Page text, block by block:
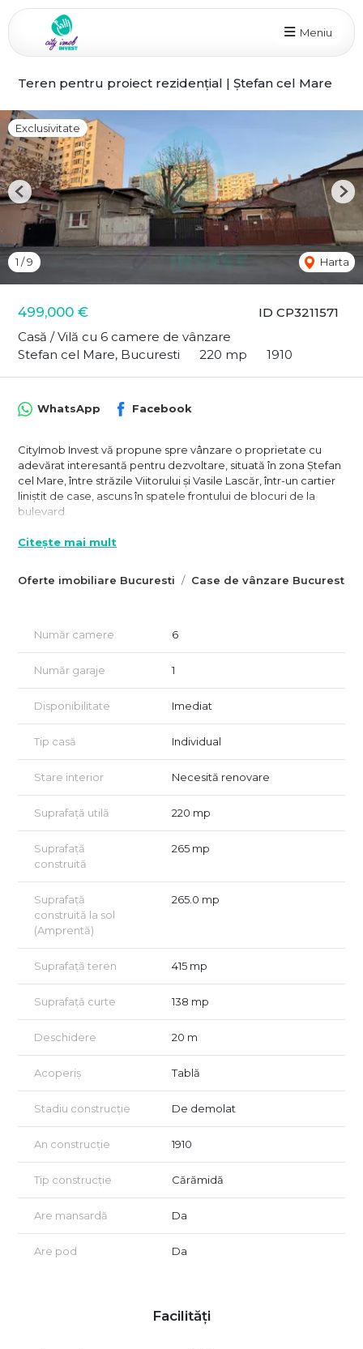
Meniu
Teren pentru proiect rezidențial | Ștefan cel Mare
ID CP3211571
499,000 €
Casă / Vilă cu 6 camere de vânzare
Stefan cel Mare, Bucuresti
220 mp 1910
Exclusivitate
1 /9 Harta
Previous
Oferte imobiliare Bucuresti Case de vânzare Bucuresti
WhatsApp Facebook
CityImob Invest vă propune spre vânzare o proprietate cu
adevărat interesantă pentru dezvoltare, situată în zona Ștefan
cel Mare, între străzile Viitorului și Vasile Lascăr, într-un cartier
liniștit de case, ascuns în spatele frontului de blocuri de la
bulevard.
Proprietatea este formată din două loturi alăturate, având
important pentru viitoare dezvoltări.
caracter demolabil, iar proprietatea este racordată la toate
permis P+2.
Indicatorii urbanistici permit:
CUT 1,30 pentru construcții P+2E
CUT 1,60 pentru P+2E+M / etaj 3 retras
Configurația terenului și poziționarea într-o zonă centrală, dar
liniștită, îl fac foarte potrivit atât pentru dezvoltarea unei
locuințe individuale generoase, cât și pentru un proiect de tip
Localizarea reprezintă unul dintre cele mai mari atuuri: la
aproximativ 12 minute pietonale atât de metrou Obor, cât și
de metrou Ștefan cel Mare, cu acces rapid către centrul
orașului și zona de nord. În apropiere se află restaurante,
cafenele, școli, magazine și toate facilitățile unei zone centrale
O oportunitate pentru dezvoltatori sau pentru cei care caută
un teren bine poziționat, într-o zonă în continuă apreciere.
Pentru detalii suplimentare sau pentru a programa o vizionare,
ipotecar!
Vizionarea se face doar în baza semnării unui acord de
vizionare conform art. 2.096–2.102 din Codul Civil.
Citește mai mult
Număr camere 6
Număr garaje 1
Disponibilitate Imediat
Tip casă Individual
Stare interior Necesită renovare
Suprafață utilă 220 mp
Suprafață
construită
265 mp
Suprafață
construită la sol
(Amprentă)
265.0 mp
Suprafață teren 415 mp
Suprafață curte 138 mp
Deschidere 20 m
Acoperiș Tablă
Stadiu construcție De demolat
An construcție 1910
Tip construcție Cărămidă
Are mansardă Da
Are pod Da
Facilități